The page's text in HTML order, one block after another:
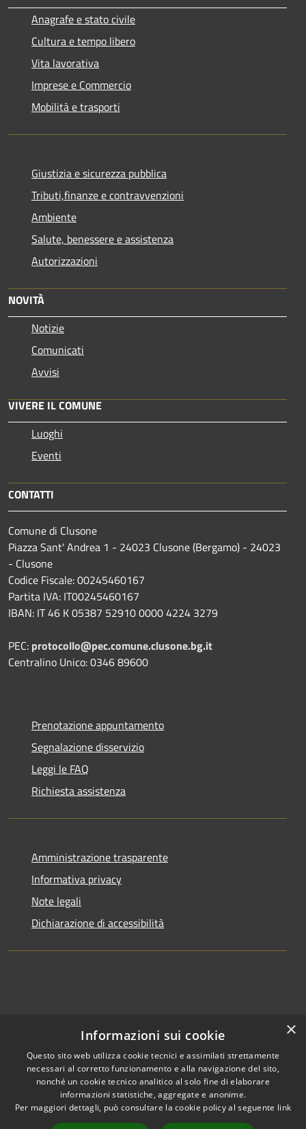
Anagrafe e stato civile
Cultura e tempo libero
Vita lavorativa
Imprese e Commercio
Mobilità e trasporti
Giustizia e sicurezza pubblica
Tributi,finanze e contravvenzioni
Ambiente
Salute, benessere e assistenza
Autorizzazioni
NOVITÀ
Notizie
Comunicati
Avvisi
VIVERE IL COMUNE
Luoghi
Eventi
CONTATTI
Comune di Clusone
Piazza Sant' Andrea 1 - 24023 Clusone (Bergamo) - 24023
- Clusone
Codice Fiscale: 00245460167
Partita IVA: IT00245460167
IBAN: IT 46 K 05387 52910 0000 4224 3279
PEC: protocollo@pec.comune.clusone.bg.it
Centralino Unico: 0346 89600
Prenotazione appuntamento
Segnalazione disservizio
Leggi le FAQ
Richiesta assistenza
Amministrazione trasparente
Informativa privacy
Note legali
Dichiarazione di accessibilità
RSS
Accessibilità
Copyright © 2026 • Comune di
Clusone • Powered by
×
Informazioni sui cookie
Questo sito web utilizza cookie tecnici e assimilati strettamente
necessari al corretto funzionamento e alla navigazione del sito,
nonché un cookie tecnico analitico al solo fine di elaborare
informazioni statistiche, aggregate e anonime.
Per maggiori dettagli, può consultare la cookie policy al seguente link